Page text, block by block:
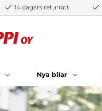
14 dagars returrätt
Nya bilar